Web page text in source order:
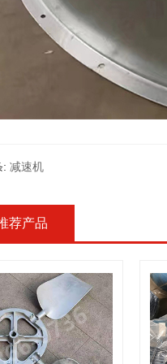
: 减速机
荐产品